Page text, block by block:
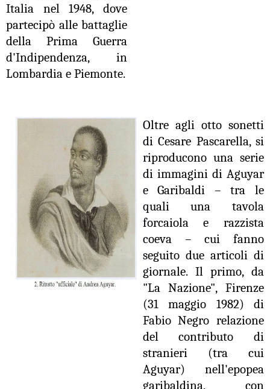
Italia nel 1948, dove
partecipò alle battaglie
della Prima Guerra
d'Indipendenza, in
Lombardia e Piemonte.
Oltre agli otto sonetti
di Cesare Pascarella, si
riproducono una serie
di immagini di Aguyar
e Garibaldi – tra le
quali una tavola
forcaiola e razzista
coeva – cui fanno
seguito due articoli di
giornale. Il primo, da
"La Nazione", Firenze
(31 maggio 1982) di
Fabio Negro relazione
del contributo di
stranieri (tra cui
Aguyar) nell'epopea
garibaldina, con